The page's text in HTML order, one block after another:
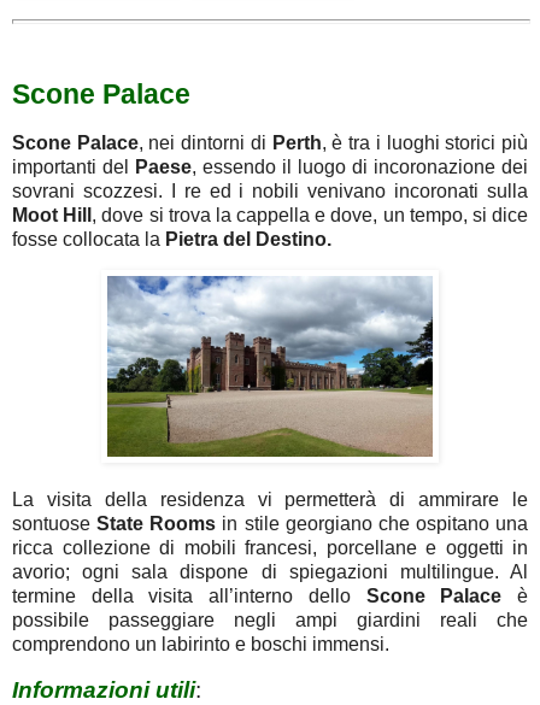
Scone Palace
Scone Palace, nei dintorni di Perth, è tra i luoghi storici più
importanti del
Paese, essendo il luogo di incoronazione dei
sovrani scozzesi. I re ed i nobili venivano incoronati sulla
Moot Hill , dove si trova la cappella e dove, un tempo, si dice
fosse collocata la Pietra del Destino.
La visita della residenza vi permetterà di ammirare le
sontuoseState Rooms in stile georgiano che ospitano una
ricca collezione di mobili francesi, porcellane e oggetti in
avorio; ogni sala dispone di spiegazioni multilingue. Al
termine della visita all’interno dello Scone Palace è
possibile passeggiare negli ampi giardini reali che
comprendono un labirinto e boschi immensi.
Informazioni utili: